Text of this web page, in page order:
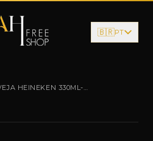
🇧🇷PT
HEINEKEN 330ML-